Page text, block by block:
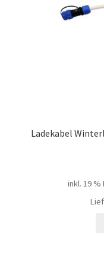
Ladekabel
inkl. 19 %